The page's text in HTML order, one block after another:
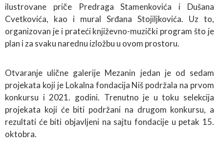
ilustrovane priče Predraga Stamenkovića i Dušana
Cvetkovića, kao i mural Srđana Stojiljkovića. Uz to,
organizovan je i prateći književno-muzički program što je
plan i za svaku narednu izložbu u ovom prostoru.
Otvaranje ulične galerije Mezanin jedan je od sedam
projekata koji je Lokalna fondacija Niš podržala na prvom
konkursu i 2021. godini. Trenutno je u toku selekcija
projekata koji će biti podržani na drugom konkursu, a
rezultati će biti objavljeni na sajtu fondacije u petak 15.
oktobra.